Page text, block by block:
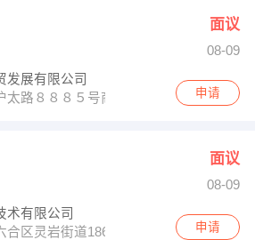
面议
08-09
发展有限公司
太路８８８５号商务楼１１８１室
申请
面议
08-09
术有限公司
合区灵岩街道186号峨嵋小区斜对面二楼
申请